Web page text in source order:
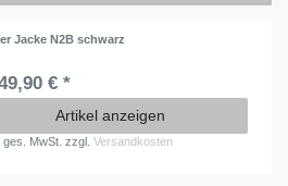
Jacke N2B schwarz
€ *
Artikel anzeigen
ges. MwSt. zzgl.Versandkosten